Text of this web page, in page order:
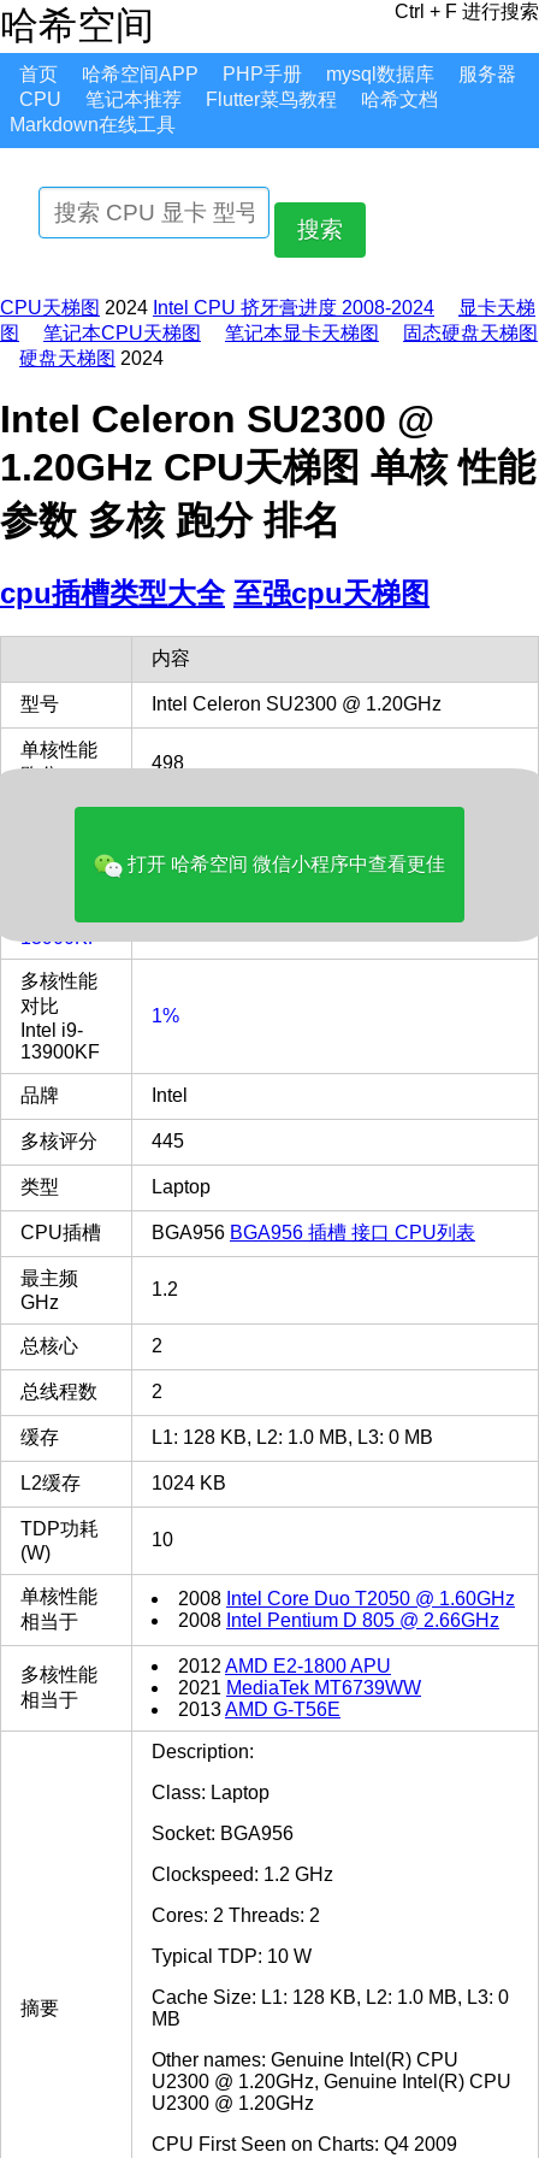
哈希空间 Ctrl + F 进行搜索
首页 哈希空间APP PHP手册 mysql数据库
服务器
CPU
笔记本推荐 Flutter菜鸟教程
哈希文档
Markdown在线工具
搜索
CPU天梯图 2024 Intel CPU 挤牙膏进度 2008-2024
显卡天梯
图
笔记本CPU天梯图 笔记本显卡天梯图
固态硬盘天梯图
硬盘天梯图 2024
Intel Celeron SU2300 @
1.20GHz CPU天梯图 单核 性能
参数 多核 跑分 排名
cpu插槽类型大全 至强cpu天梯图
内容
型号 Intel Celeron SU2300 @ 1.20GHz
单核性能
跑分
498
单核性能
Intel i9-
13900KF
多核性能
对比
Intel i9-
13900KF
1%
品牌 Intel
多核评分 445
类型 Laptop
CPU插槽 BGA956 BGA956 插槽 接口 CPU列表
最主频
GHz
1.2
总核心 2
总线程数 2
缓存 L1: 128 KB, L2: 1.0 MB, L3: 0 MB
L2缓存 1024 KB
TDP功耗
(W)
10
单核性能
相当于
2008 Intel Core Duo T2050 @ 1.60GHz
2008 Intel Pentium D 805 @ 2.66GHz
多核性能
相当于
2012AMD E2-1800 APU
2021 MediaTek MT6739WW
2013AMD G-T56E
摘要
Description:
Class: Laptop
Socket: BGA956
Clockspeed: 1.2 GHz
Cores: 2 Threads: 2
Typical TDP: 10 W
Cache Size: L1: 128 KB, L2: 1.0 MB, L3: 0
MB
Other names: Genuine Intel(R) CPU
U2300 @ 1.20GHz, Genuine Intel(R) CPU
U2300 @ 1.20GHz
CPU First Seen on Charts: Q4 2009
打开 哈希空间 微信小程序中查看更佳